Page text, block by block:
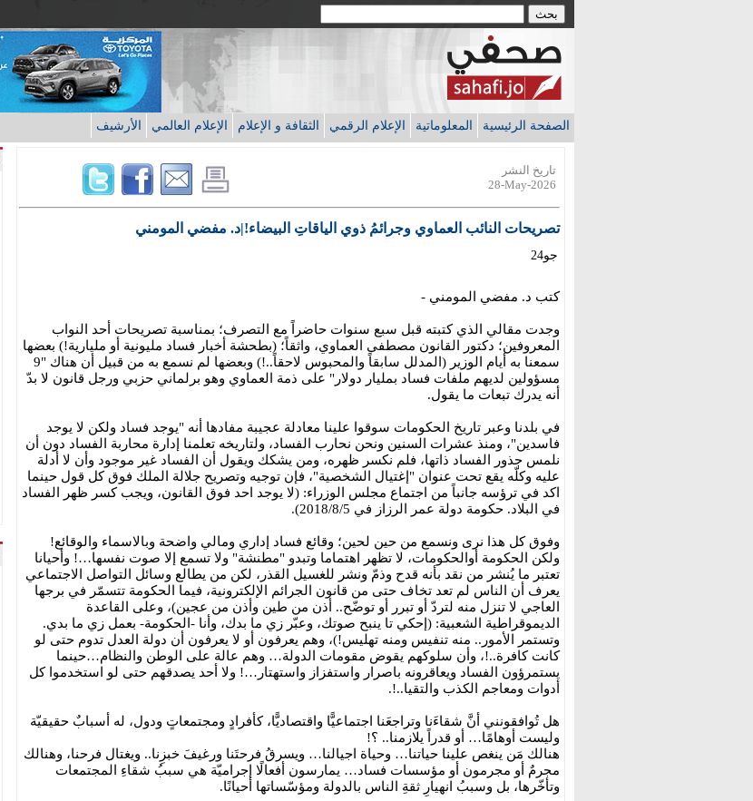
الصفحة الرئيسية المعلوماتية الإعلام الرقمي الثقافة و الإعلام الإعلام العالمي الأرشيف
تاريخ النشر
28-May-2026
تصريحات النائب العماوي وجرائمُ ذوي الياقاتِ البيضاء!|د. مفضي المومني
جو24
كتب د. مفضي المومني -
وجدت مقالي الذي كتبته قبل سبع سنوات حاضراً مع التصرف؛ بمناسبة تصريحات أحد النواب
المعروفين؛ دكتور القانون مصطفى العماوي، واثقاً؛ (بطحشة أخبار فساد مليونية أو مليارية!) بعضها
سمعنا به أيام الوزير (المدلل سابقاً والمحبوس لاحقاً..!) وبعضها لم نسمع به من قبيل أن هناك "9
مسؤولين لديهم ملفات فساد بمليار دولار" على ذمة العماوي وهو برلماني حزبي ورجل قانون لا بدّ
أنه يدرك تبعات ما يقول.
في بلدنا وعبر تاريخ الحكومات سوقوا علينا معادلة عجيبة مفادها أنه "يوجد فساد ولكن لا يوجد
فاسدين"، ومنذ عشرات السنين ونحن نحارب الفساد، ولتاريخه تعلمنا إدارة محاربة الفساد دون أن
نلمس جذور الفساد ذاتها، فلم نكسر ظهره، ومن يشكك ويقول أن الفساد غير موجود وأن لا أدلة
عليه وكلّه يقع تحت عنوان "إغتيال الشخصية"، فإن توجيه وتصريح جلالة الملك فوق كل قول حينما
اكد في ترؤسه جانباً من اجتماع مجلس الوزراء: (لا يوجد احد فوق القانون، ويجب كسر ظهر الفساد
في البلاد. حكومة دولة عمر الرزاز في 2018/8/5).
وفوق كل هذا نرى ونسمع من حين لحين؛ وقائع فساد إداري ومالي واضحة وبالاسماء والوقائع!
ولكن الحكومة أوالحكومات، لا تظهر اهتماما وتبدو "مطنشة" ولا تسمع إلا صوت نفسها…! وأحيانا
تعتبر ما يُنشر من نقد بأنه قدح وذمّ ونشر للغسيل القذر، لكن من يطالع وسائل التواصل الاجتماعي
يعرف أن الناس لم تعد تخاف حتى من قانون الجرائم الإلكترونية، فيما الحكومة تتسمّر في برجها
العاجي لا تنزل منه لتردّ أو تبرر أو توضّح.. أذن من طين وأذن من عجين)، وعلى القاعدة
الديموقراطية الشعبية: (إحكي تا ينبح صوتك، وعبّر زي ما بدك، وأنا -الحكومة- بعمل زي ما بدي.
وتستمر الأمور.. منه تنفيس ومنه تهليس!)، وهم يعرفون أو لا يعرفون أن دولة العدل تدوم حتى لو
كانت كافرة..!، وأن سلوكهم يقوض مقومات الدولة… وهم عالة على الوطن والنظام…حينما
يستمرؤون الفساد ويعاقرونه باصرار واستفزاز واستهتار…! ولا أحد يصدقهم حتى لو استخدموا كل
أدوات ومعاجم الكذب والتقيا..!.
هل تُوافقونني أنَّ شقاءَنا وتراجعَنا اجتماعيًّا واقتصاديًّا، كأفرادٍ ومجتمعاتٍ ودول، له أسبابٌ حقيقيّة
وليست أوهامًا… أو قدراً يلازمنا.. ؟!
هنالك مَن ينغص علينا حياتنا… وحياة اجيالنا… ويسرقُ فرحتَنا ورغيفَ خبزِنا.. ويغتال فرحنا، وهنالك
مجرمٌ أو مجرمون أو مؤسسات فساد… يمارسون أفعالًا إجراميّة هي سببُ شقاءِ المجتمعات
وتأخّرها، بل وسببُ انهيارِ ثقةِ الناس بالدولة ومؤسّساتها أحيانًا.